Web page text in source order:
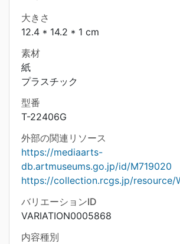
大きさ
12.4 * 14.2 * 1 cm
素材
紙
プラスチック
型番
T-22406G
外部の関連リソース
https://mediaarts-
db.artmuseums.go.jp/id/M719020
https://collection.rcgs.jp/resource/
バリエーションID
VARIATION0005868
内容種別